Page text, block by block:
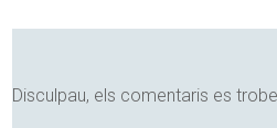
Disculpau, els comentaris es